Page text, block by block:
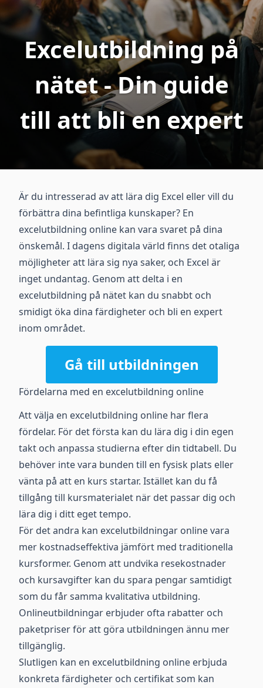
Excelutbildning på
nätet - Din guide
till att bli en expert
Är du intresserad av att lära dig Excel eller vill du
förbättra dina befintliga kunskaper? En
excelutbildning online kan vara svaret på dina
önskemål. I dagens digitala värld finns det otaliga
möjligheter att lära sig nya saker, och Excel är
inget undantag. Genom att delta i en
excelutbildning på nätet kan du snabbt och
smidigt öka dina färdigheter och bli en expert
inom området.
Gå till utbildningen
Fördelarna med en excelutbildning online
Att välja en excelutbildning online har flera
fördelar. För det första kan du lära dig i din egen
takt och anpassa studierna efter din tidtabell. Du
behöver inte vara bunden till en fysisk plats eller
vänta på att en kurs startar. Istället kan du få
tillgång till kursmaterialet när det passar dig och
lära dig i ditt eget tempo.
För det andra kan excelutbildningar online vara
mer kostnadseffektiva jämfört med traditionella
kursformer. Genom att undvika resekostnader
och kursavgifter kan du spara pengar samtidigt
som du får samma kvalitativa utbildning.
Onlineutbildningar erbjuder ofta rabatter och
paketpriser för att göra utbildningen ännu mer
tillgänglig.
Slutligen kan en excelutbildning online erbjuda
konkreta färdigheter och certifikat som kan